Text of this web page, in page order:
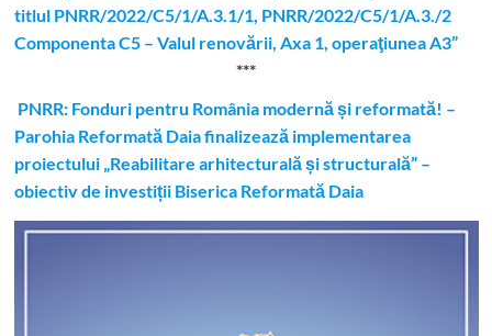
titlul PNRR/2022/C5/1/A.3.1/1, PNRR/2022/C5/1/A.3./2
Componenta C5 – Valul renovării, Axa 1, operaţiunea A3”
***
PNRR: Fonduri pentru România modernă și reformată! –
Parohia Reformată Daia finalizează implementarea
proiectului „Reabilitare arhitecturală și structurală” –
obiectiv de investiții Biserica Reformată Daia